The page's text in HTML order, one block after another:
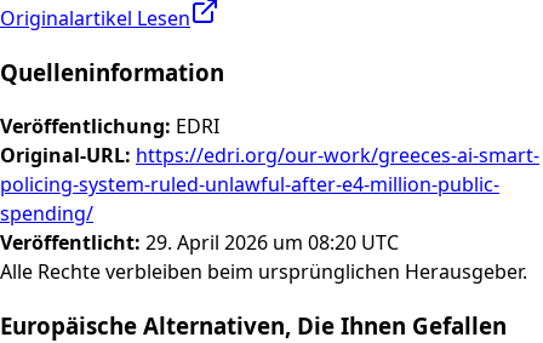
Originalartikel Lesen
Quelleninformation
Veröffentlichung: EDRI
Original-URL: https://edri.org/our-work/greeces-ai-smart-
policing-system-ruled-unlawful-after-e4-million-public-
spending/
Veröffentlicht: 29. April 2026 um 08:20 UTC
Alle Rechte verbleiben beim ursprünglichen Herausgeber.
Europäische Alternativen, Die Ihnen Gefallen